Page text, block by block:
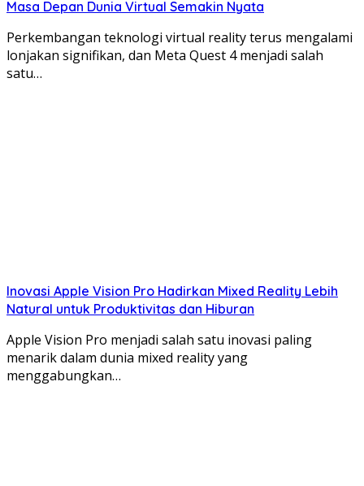
Masa Depan Dunia Virtual Semakin Nyata
Perkembangan teknologi virtual reality terus mengalami
lonjakan signifikan, dan Meta Quest 4 menjadi salah
satu…
Inovasi Apple Vision Pro Hadirkan Mixed Reality Lebih
Natural untuk Produktivitas dan Hiburan
Apple Vision Pro menjadi salah satu inovasi paling
menarik dalam dunia mixed reality yang
menggabungkan…